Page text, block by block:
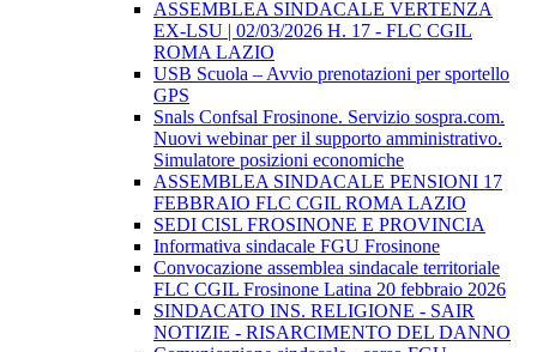
ASSEMBLEA SINDACALE VERTENZA
EX-LSU | 02/03/2026 H. 17 - FLC CGIL
ROMA LAZIO
USB Scuola – Avvio prenotazioni per sportello
GPS
Snals Confsal Frosinone. Servizio sospra.com.
Nuovi webinar per il supporto amministrativo.
Simulatore posizioni economiche
ASSEMBLEA SINDACALE PENSIONI 17
FEBBRAIO FLC CGIL ROMA LAZIO
SEDI CISL FROSINONE E PROVINCIA
Informativa sindacale FGU Frosinone
Convocazione assemblea sindacale territoriale
FLC CGIL Frosinone Latina 20 febbraio 2026
SINDACATO INS. RELIGIONE - SAIR
NOTIZIE - RISARCIMENTO DEL DANNO